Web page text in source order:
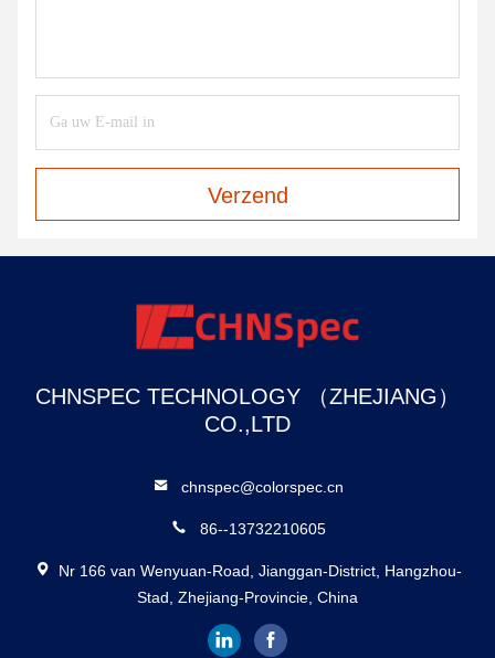
Verzend
CHNSPEC TECHNOLOGY （ZHEJIANG）
CO.,LTD
chnspec@colorspec.cn
86--13732210605
Nr 166 van Wenyuan-Road, Jianggan-District, Hangzhou-
Stad, Zhejiang-Provincie, China